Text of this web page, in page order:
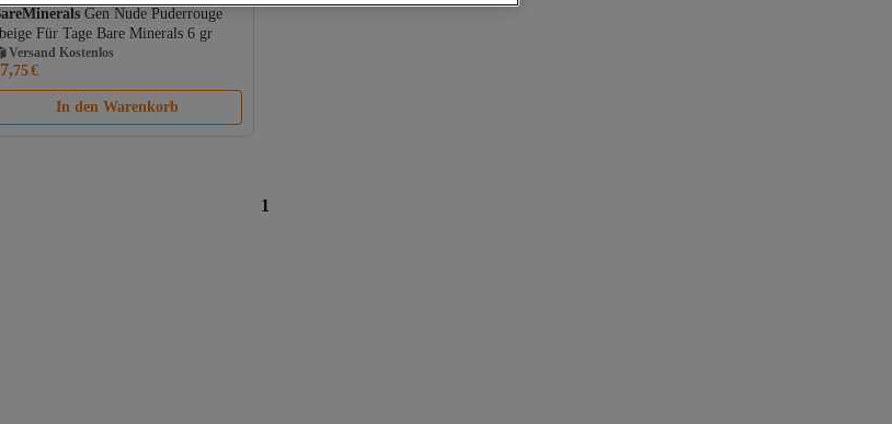
Gen Nude Puderrouge
Für Tage Bare Minerals 6 gr
Versand Kostenlos
Gratis Versand
Versand Kostenlos
75€
In den Warenkorb
1